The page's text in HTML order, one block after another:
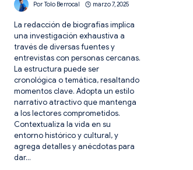
Por Tolo Berrocal marzo 7, 2025
La redacción de biografías implica
una investigación exhaustiva a
través de diversas fuentes y
entrevistas con personas cercanas.
La estructura puede ser
cronológica o temática, resaltando
momentos clave. Adopta un estilo
narrativo atractivo que mantenga
a los lectores comprometidos.
Contextualiza la vida en su
entorno histórico y cultural, y
agrega detalles y anécdotas para
dar…